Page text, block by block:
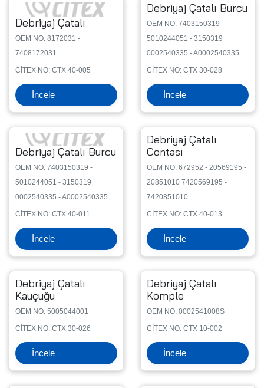
Debriyaj Çatalı
OEM NO: 8172031 -
7408172031
CİTEX NO: CTX 40-005
İncele
Debriyaj Çatalı Burcu
OEM NO: 7403150319 -
5010244051 - 3150319
0002540335 - A0002540335
CİTEX NO: CTX 30-028
İncele
Debriyaj Çatalı Burcu
OEM NO: 7403150319 -
5010244051 - 3150319
0002540335 - A0002540335
CİTEX NO: CTX 40-011
İncele
Debriyaj Çatalı
Contası
OEM NO: 672952 - 20569195 -
20851010 7420569195 -
7420851010
CİTEX NO: CTX 40-013
İncele
Debriyaj Çatalı
Kauçuğu
OEM NO: 5005044001
CİTEX NO: CTX 30-026
İncele
Debriyaj Çatalı
Komple
OEM NO: 0002541008S
CİTEX NO: CTX 10-002
İncele